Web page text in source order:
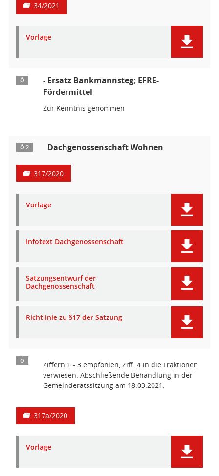
34/2021
Vorlage
Ö
- Ersatz Bankmannsteg; EFRE-
Fördermittel
Zur Kenntnis genommen
Ö 2 Dachgenossenschaft Wohnen
317/2020
Vorlage
Infotext Dachgenossenschaft
Satzungsentwurf der
Dachgenossenschaft
Richtlinie zu §17 der Satzung
Ö
Ziffern 1 - 3 empfohlen, Ziff. 4 in die Fraktionen
verwiesen. Abschließende Behandlung in der
Gemeinderatssitzung am 18.03.2021.
317a/2020
Vorlage